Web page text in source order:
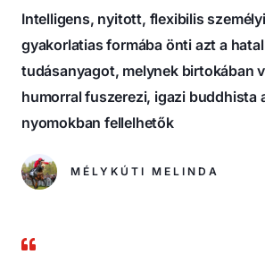
f
d
o
t
Intelligens, nyitott, flexibilis
gyakorlatias formába önti azt a
tudásanyagot, melynek birtokában
humorral fuszerezi, igazi buddhista
nyomokban fellelhetők
MÉLYKÚTI MELINDA